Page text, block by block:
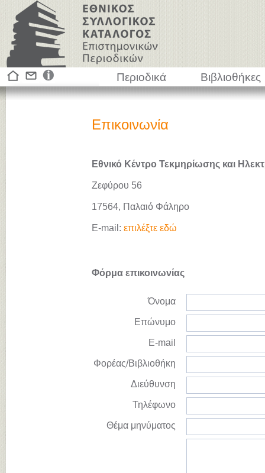
Περιοδικά Βιβλιοθήκες
Επικοινωνία
Εθνικό Κέντρο Τεκμηρίωσης και
Ζεφύρου 56
17564, Παλαιό Φάληρο
E-mail: επιλέξτε εδώ
Φόρμα επικοινωνίας
Όνομα
Επώνυμο
E-mail
Φορέας/Βιβλιοθήκη
Διεύθυνση
Τηλέφωνο
Θέμα μηνύματος